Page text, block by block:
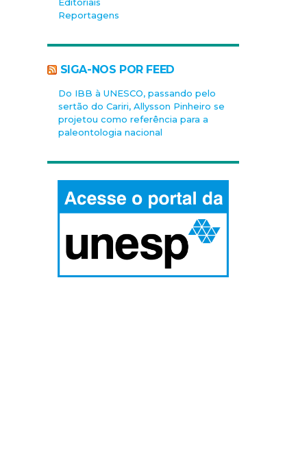
Reportagens
SIGA-NOS POR FEED
Do IBB à UNESCO, passando pelo
sertão do Cariri, Allysson Pinheiro se
projetou como referência para a
paleontologia nacional